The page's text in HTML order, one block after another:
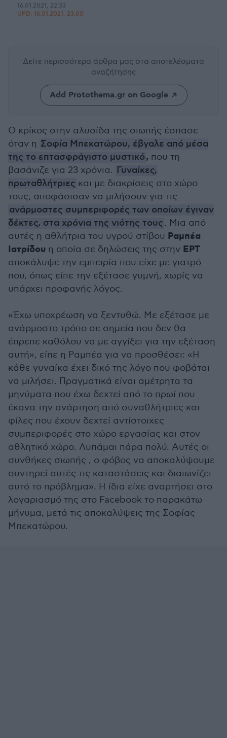
16.01.2021, 22:33
UPD: 16.01.2021, 23:00
Δείτε περισσότερα άρθρα μας στα αποτελέσματα
αναζήτησης
Add Protothema.gr on Google
Ο κρίκος στην αλυσίδα της σιωπής έσπασε
όταν η Σοφία Μπεκατώρου, έβγαλε από μέσα
της το επτασφράγιστο μυστικό, που τη
βασάνιζε για 23 χρόνια. Γυναίκες,
πρωταθλήτριες και με διακρίσεις στο χώρο
τους, αποφάσισαν να μιλήσουν για τις
ανάρμοστες συμπεριφορές των οποίων έγιναν
δέκτες, στα χρόνια της νιότης τους. Μια από
αυτές η αθλήτρια του υγρού στίβου Ραμπέα
Ιατρίδου η οποία σε δηλώσεις της στην ΕΡΤ
αποκάλυψε την εμπειρία που είχε με γιατρό
που, όπως είπε την εξέτασε γυμνή, χωρίς να
υπάρχει προφανής λόγος.
«Έχω υποχρέωση να ξεντυθώ. Με εξέτασε με
ανάρμοστο τρόπο σε σημεία που δεν θα
έπρεπε καθόλου να με αγγίξει για την εξέταση
αυτή», είπε η Ραμπέα για να προσθέσει: «Η
κάθε γυναίκα έχει δικό της λόγο που φοβάται
να μιλήσει. Πραγματικά είναι αμέτρητα τα
μηνύματα που έχω δεχτεί από το πρωί που
έκανα την ανάρτηση από συναθλήτριες και
φίλες που έχουν δεχτεί αντίστοιχες
συμπεριφορές στο χώρο εργασίας και στον
αθλητικό χώρο. Λυπάμαι πάρα πολύ. Αυτές οι
συνθήκες σιωπής , ο φόβος να αποκαλύψουμε
συντηρεί αυτές τις καταστάσεις και διαιωνίζει
αυτό το πρόβλημα». Η ίδια είχε αναρτήσει στο
λογαριασμό της στο Facebook το παρακάτω
μήνυμα, μετά τις αποκαλύψεις της Σοφίας
Μπεκατώρου.